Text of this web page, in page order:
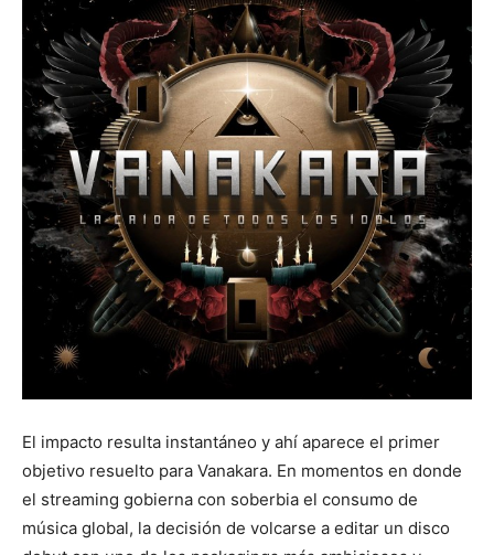
El impacto resulta instantáneo y ahí aparece el primer
objetivo resuelto para Vanakara. En momentos en donde
el streaming gobierna con soberbia el consumo de
música global, la decisión de volcarse a editar un disco